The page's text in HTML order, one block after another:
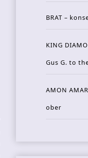
BRAT –
KING
Gus G. to
AMON
ober